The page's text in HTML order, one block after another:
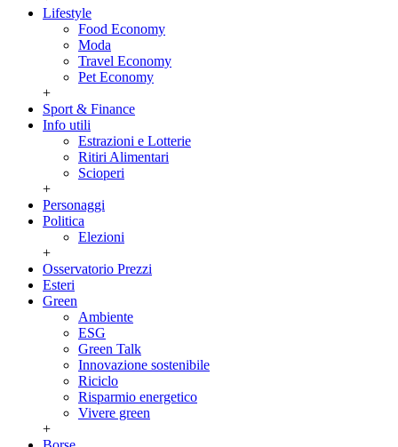
Lifestyle
Food Economy
Moda
Travel Economy
Pet Economy
+
Sport & Finance
Info utili
Estrazioni e Lotterie
Ritiri Alimentari
Scioperi
+
Personaggi
Politica
Elezioni
+
Osservatorio Prezzi
Esteri
Green
Ambiente
ESG
Green Talk
Innovazione sostenibile
Riciclo
Risparmio energetico
Vivere green
+